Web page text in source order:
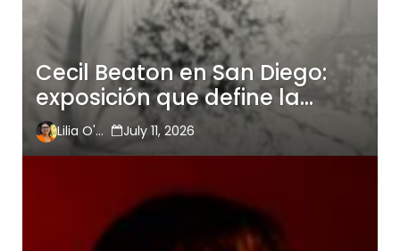
Cecil Beaton en San Diego:
exposición que define la
historia de la fotografía de
moda
Lilia O'Hara July 11, 2026